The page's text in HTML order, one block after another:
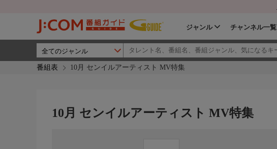
ジャンル チャンネル一覧
番組表 10月 センイルアーティスト MV特集
10月 センイルアーティスト MV特集